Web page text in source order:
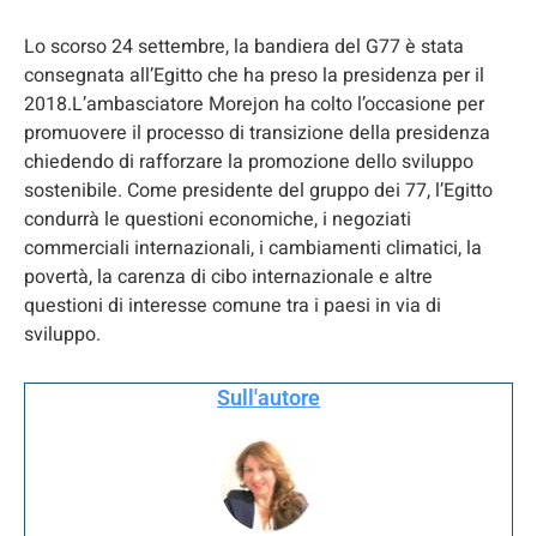
Lo scorso 24 settembre, la bandiera del G77 è stata
consegnata all’Egitto che ha preso la presidenza per il
2018.L’ambasciatore Morejon ha colto l’occasione per
promuovere il processo di transizione della presidenza
chiedendo di rafforzare la promozione dello sviluppo
sostenibile. Come presidente del gruppo dei 77, l’Egitto
condurrà le questioni economiche, i negoziati
commerciali internazionali, i cambiamenti climatici, la
povertà, la carenza di cibo internazionale e altre
questioni di interesse comune tra i paesi in via di
sviluppo.
Sull'autore